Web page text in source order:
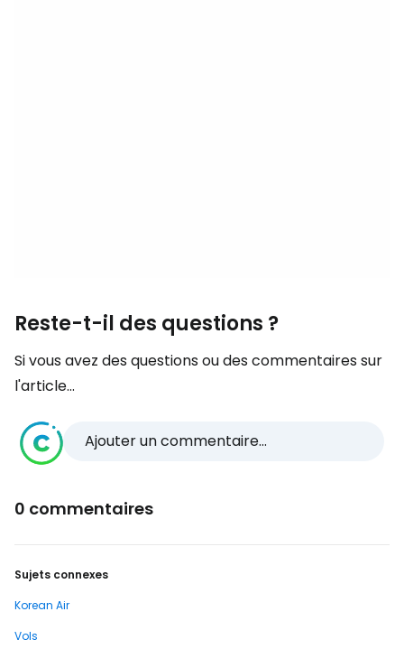
Reste-t-il des questions ?
Si vous avez des questions ou des commentaires sur
l'article...
Ajouter un commentaire...
0 commentaires
Sujets connexes
Korean Air
Vols